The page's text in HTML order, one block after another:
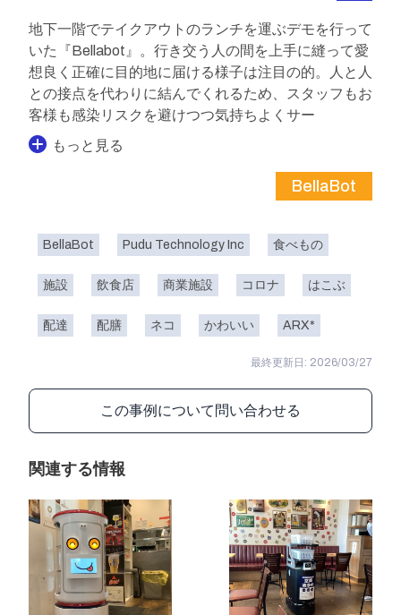
地下一階でテイクアウトのランチを運ぶデモを行って
いた『Bellabot』。行き交う人の間を上手に縫って愛
想良く正確に目的地に届ける様子は注目の的。人と人
との接点を代わりに結んでくれるため、スタッフもお
客様も感染リスクを避けつつ気持ちよくサー
もっと見る
BellaBot
BellaBot Pudu Technology Inc 食べもの
施設 飲食店 商業施設 コロナ はこぶ
配達 配膳 ネコ かわいい ARX*
最終更新日: 2026/03/27
この事例について問い合わせる
関連する情報